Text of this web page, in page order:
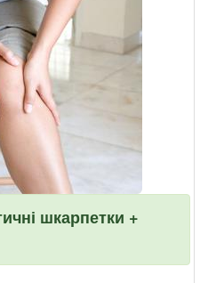
шкарпетки +